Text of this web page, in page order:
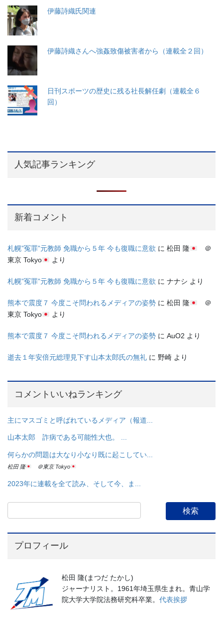
伊藤詩織氏関連
伊藤詩織さんへ強姦致傷被害者から（連載全２回）
日刊スポーツの歴史に残る社長解任劇（連載全６
回）
人気記事ランキング
新着コメント
札幌”冤罪”元教師 免職から５年 今も復職に意欲 に 松田 隆
＠
東京 Tokyo
より
札幌”冤罪”元教師 免職から５年 今も復職に意欲 に ナナシ より
熊本で震度７ 今度こそ問われるメディアの姿勢 に 松田 隆
＠
東京 Tokyo
より
熊本で震度７ 今度こそ問われるメディアの姿勢 に AuO2 より
逝去１年安倍元総理見下す山本太郎氏の無礼 に 野崎 より
コメントいいねランキング
主にマスゴミと呼ばれているメディア（報道...
山本太郎 詐病である可能性大也。 ...
何らかの問題は大なり小なり既に起こしてい...
松田 隆 ＠東京 Tokyo
2023年に連載を全て読み、そして今、ま...
プロフィール
松田 隆(まつだ たかし)
ジャーナリスト。1961年埼玉県生まれ。青山学
院大学大学院法務研究科卒業。 代表挨拶